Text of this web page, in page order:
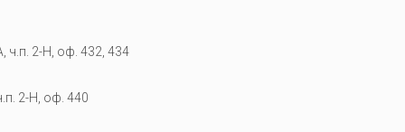
ч.п. 2-Н, оф. 432, 434
2-Н, оф. 440